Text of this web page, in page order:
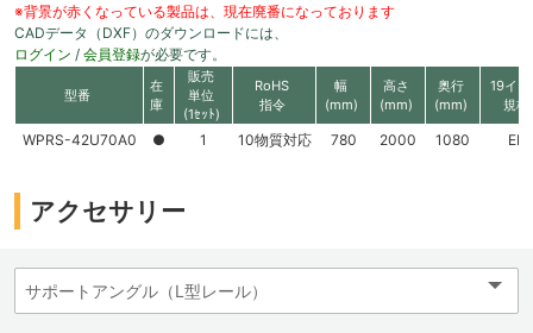
※背景が赤くなっている製品は、現在廃番になっております
CADデータ（DXF）のダウンロードには、
ログイン / 会員登録が必要です。
型番
在
庫
販売
単位
(1ｾｯﾄ)
RoHS
指令
幅
(mm)
高さ
(mm)
奥行
(mm)
19イン
規格
WPRS-42U70A0 ● 1 10物質対応 780 2000 1080 EIA
アクセサリー